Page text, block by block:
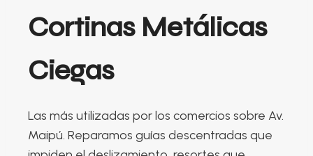
Cortinas Metálicas
Ciegas
Las más utilizadas por los comercios sobre Av.
Maipú. Reparamos guías descentradas que